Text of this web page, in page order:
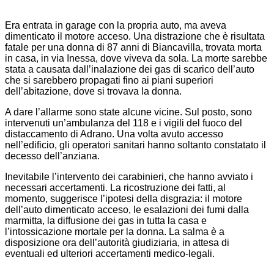
Era entrata in garage con la propria auto, ma aveva
dimenticato il motore acceso. Una distrazione che è risultata
fatale per una donna di 87 anni di Biancavilla, trovata morta
in casa, in via Inessa, dove viveva da sola. La morte sarebbe
stata a causata dall’inalazione dei gas di scarico dell’auto
che si sarebbero propagati fino ai piani superiori
dell’abitazione, dove si trovava la donna.
A dare l’allarme sono state alcune vicine. Sul posto, sono
intervenuti un’ambulanza del 118 e i vigili del fuoco del
distaccamento di Adrano. Una volta avuto accesso
nell’edificio, gli operatori sanitari hanno soltanto constatato il
decesso dell’anziana.
Inevitabile l’intervento dei carabinieri, che hanno avviato i
necessari accertamenti. La ricostruzione dei fatti, al
momento, suggerisce l’ipotesi della disgrazia: il motore
dell’auto dimenticato acceso, le esalazioni dei fumi dalla
marmitta, la diffusione dei gas in tutta la casa e
l’intossicazione mortale per la donna. La salma è a
disposizione ora dell’autorità giudiziaria, in attesa di
eventuali ed ulteriori accertamenti medico-legali.